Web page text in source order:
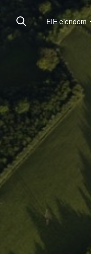
EIE eiendom